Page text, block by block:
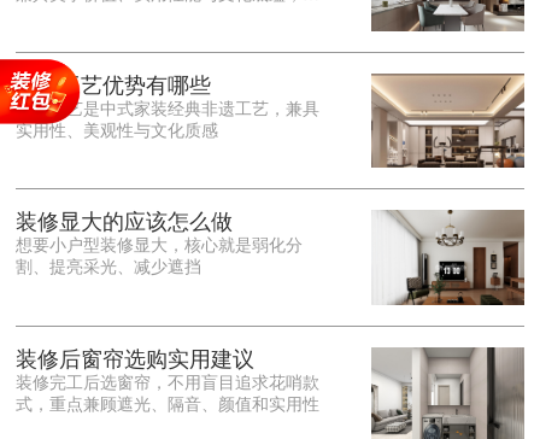
雕细琢的砖、木、石雕为特色，线条古朴
大气，意境悠远，自带东方中式雅致韵
味，耐看且不易过时。<o:p></o:p> 在工
艺品质上，徽派工艺遵循古法匠心工序，
保耐用，抗风化、耐腐蚀，使用
徽派工艺优势有哪些
徽派工艺是中式家装经典非遗工艺，兼具
实用性、美观性与文化质感
装修显大的应该怎么做
想要小户型装修显大，核心就是弱化分
割、提亮采光、减少遮挡
装修后窗帘选购实用建议
装修完工后选窗帘，不用盲目追求花哨款
式，重点兼顾遮光、隔音、颜值和实用性